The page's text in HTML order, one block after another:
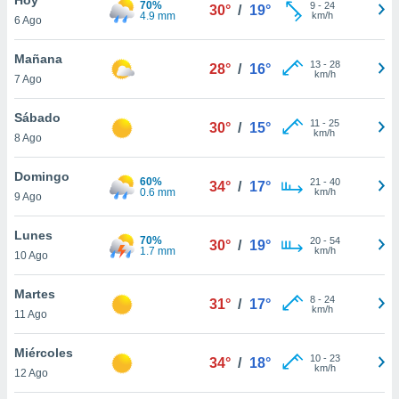
en
más
nuestra
de
cookies
aceptar
6 Ago
70%
4.9 mm
30° / 19° 9- 24
km/h
Mañana
7 Ago
28° / 16° 13- 28
km/h
Sábado
8 Ago
30° / 15° 11 - 25
km/h
Domingo
9 Ago
60%
0.6 mm
34° / 17° 21 - 40
km/h
Lunes
10 Ago
70%
1.7 mm
30° / 19° 20- 54
km/h
Martes
11 Ago
31° / 17° 8- 24
km/h
Miércoles
12 Ago
34° / 18° 10- 23
km/h